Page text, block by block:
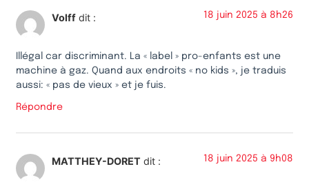
Volff dit : 18 juin 2025 à 8h26
Illégal car discriminant. La « label » pro-enfants est une
machine à gaz. Quand aux endroits « no kids », je traduis
aussi: « pas de vieux » et je fuis.
Répondre
MATTHEY-DORET dit : 18 juin 2025 à 9h08